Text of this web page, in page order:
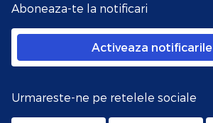
Aboneaza-te la notificari
Activeaza notificarile
Urmareste-ne pe retelele sociale